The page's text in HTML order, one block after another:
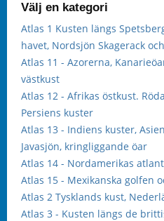
Välj en kategori
Atlas 1 Kusten längs
havet, Nordsjön Skagerack
Atlas 11 - Azorerna,
västkust
Atlas 12 - Afrikas östkust.
Persiens kuster
Atlas 13 - Indiens kuster,
Javasjön, kringliggande öar
Atlas 14 - Nordamerikas
Atlas 15 - Mexikanska golfen
Atlas 2 Tysklands kust,
Atlas 3 - Kusten längs de